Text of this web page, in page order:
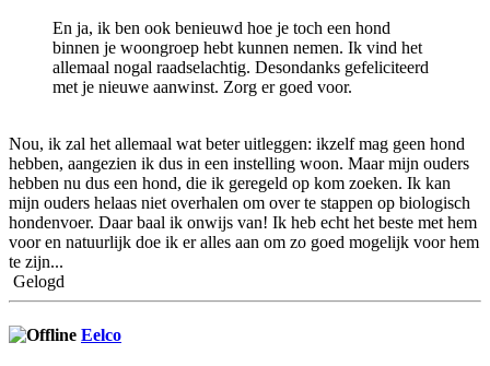
En ja, ik ben ook benieuwd hoe je toch een hond
binnen je woongroep hebt kunnen nemen. Ik vind het
allemaal nogal raadselachtig. Desondanks gefeliciteerd
met je nieuwe aanwinst. Zorg er goed voor.
Nou, ik zal het allemaal wat beter uitleggen: ikzelf mag geen hond
hebben, aangezien ik dus in een instelling woon. Maar mijn ouders
hebben nu dus een hond, die ik geregeld op kom zoeken. Ik kan
mijn ouders helaas niet overhalen om over te stappen op biologisch
hondenvoer. Daar baal ik onwijs van! Ik heb echt het beste met hem
voor en natuurlijk doe ik er alles aan om zo goed mogelijk voor hem
te zijn...
Gelogd
Eelco